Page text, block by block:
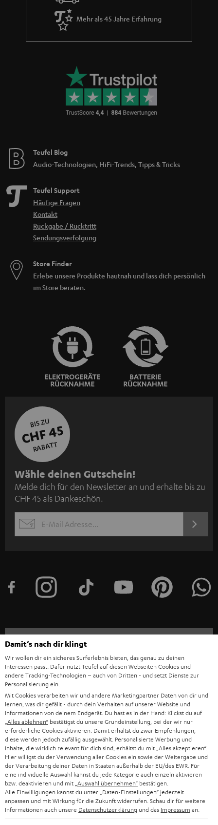
Mehr als 45 Jahre Erfahrung
Teufel Blog
Audio-Technologien, HiFi-Trends, Tipps & Tricks
Teufel Support
Häufige Fragen
Kontakt
Rückgabe / Rücktritt
Sendungsverfolgung
Store Finder
Erlebe unsere Produkte hautnah und lass dich persönlich
im Store beraten.
BIS ZU
CHF 45
RABATT
N
e
w
s
l
e
n
m
e
l
d
u
n
g
Wähle deinen Gutschein!
Melde dich für den Newsletter an und erhalte bis zu
CHF 45 als Dankeschön.
EMAIL
JETZT
Kategorien
HEIMKINO
HEIMKINO-KOMPLETTANLAGEN
SOUNDBARS
STEREO
SMART HOME
BLUETOOTH-LAUTSPRECHER
KOPFHÖRER
BLUETOOTH-KOPFHÖRER
Unternehmen
SUPPORT
KARRIERE
PRESSE & MARKETING
GESCHÄFTSKUNDEN
PARTNERPROGRAMM
BLOG
NEWSLETTER
Teufel Onlineshops
DEUTSCHLAND
ÖSTERREICH
SCHWEIZ
NIEDERLANDE
Damit‘s nach dir klingt
Wir wollen dir ein sicheres Surferlebnis bieten, das genau zu deinen
Interessen passt. Dafür nutzt Teufel auf diesen Webseiten Cookies und
andere Tracking-Technologien – auch von Dritten - und setzt Dienste zur
Personalisierung ein.
Mit Cookies verarbeiten wir und andere Marketingpartner Daten von dir und
lernen, was dir gefällt - durch dein Verhalten auf unserer Website und
Informationen von deinem Endgerät. Du hast es in der Hand: Klickst du auf
„Alles ablehnen“ bestätigst du unsere Grundeinstellung, bei der wir nur
erforderliche Cookies aktivieren. Damit erhältst du zwar Empfehlungen,
diese werden jedoch zufällig ausgewählt. Personalisierte Werbung und
Inhalte, die wirklich relevant für dich sind, erhältst du mit „Alles akzeptieren“.
Hier willigst du der Verwendung aller Cookies ein sowie der Weitergabe und
der Verarbeitung deiner Daten in Staaten außerhalb der EU/des EWR. Für
eine individuelle Auswahl kannst du jede Kategorie auch einzeln aktivieren
bzw. deaktivieren und mit „Auswahl übernehmen“ bestätigen.
Alle Einwilligungen kannst du unter „Daten-Einstellungen“ jederzeit
anpassen und mit Wirkung für die Zukunft widerrufen. Schau dir für weitere
Informationen auch unsere Datenschutzerklärung und das Impressum an.